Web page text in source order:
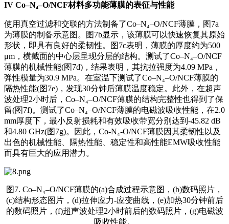
IV Co–N₄–O/NCF材料多功能薄膜的表征与性能
使用真空过滤和交联的方法制备了Co–N₄–O/NCF薄膜，图7a
为薄膜的制备示意图。图7b显示，该薄膜可以快速恢复其原始
形状，即具有良好的柔韧性。图7c表明，薄膜的厚度约为500
μm，横截面的中心层呈现分层的结构。测试了Co–N₄–O/NCF
薄膜的机械性能(图7d)，结果表明，其抗拉强度为4.09 MPa，
弹性模量为30.9 MPa。在室温下测试了Co–N₄–O/NCF薄膜的
隔热性能(图7e)，发现30分钟后薄膜温度稳定。此外，在超声
波处理2小时后，Co–N₄–O/NCF薄膜的结构完整性也得到了保
留(图7f)。测试了Co–N₄–O/NCF薄膜的电磁波吸收性能，在2.0
mm厚度下，最小反射损耗和有效吸收带宽分别达到-45.82 dB
和4.80 GHz(图7g)。因此，Co-N₄-O/NCF薄膜因其柔韧性以及
出色的机械性能、隔热性能、稳定性和高性能EMW吸收性能
而具有巨大的应用潜力。
图7. Co–N₄–O/NCF薄膜的(a)合成过程示意图，(b)数码照片，
(c)结构形态图片，(d)拉伸应力-应变曲线，(e)加热30分钟前后
的数码照片，(f)超声波处理2小时前后的数码照片，(g)电磁波
吸收性能。